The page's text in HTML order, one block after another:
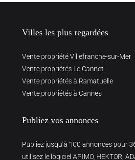
Villes les plus regardées
Vente propriété Villefranche-sur-Mer
Vente propriétés Le Cannet
Vente propriétés à Ramatuelle
Vente propriétés à Cannes
Publiez vos annonces
Publiez jusqu’à 100 annonces pour
utilisez le logiciel APIMO, HEKTOR,